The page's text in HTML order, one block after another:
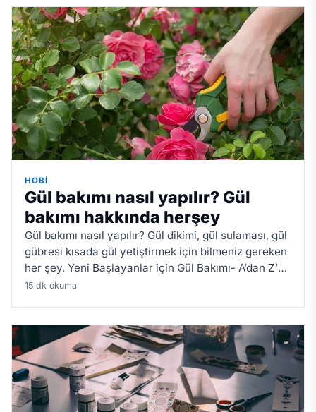
HOBI
Gül bakımı nasıl yapılır? Gül
bakımı hakkında herşey
Gül bakımı nasıl yapılır? Gül dikimi, gül sulaması, gül
gübresi kısada gül yetiştirmek için bilmeniz gereken
her şey. Yeni Başlayanlar için Gül Bakımı- A’dan Z’ye
Gül Yetiştirme Teknikleri
15 dk okuma